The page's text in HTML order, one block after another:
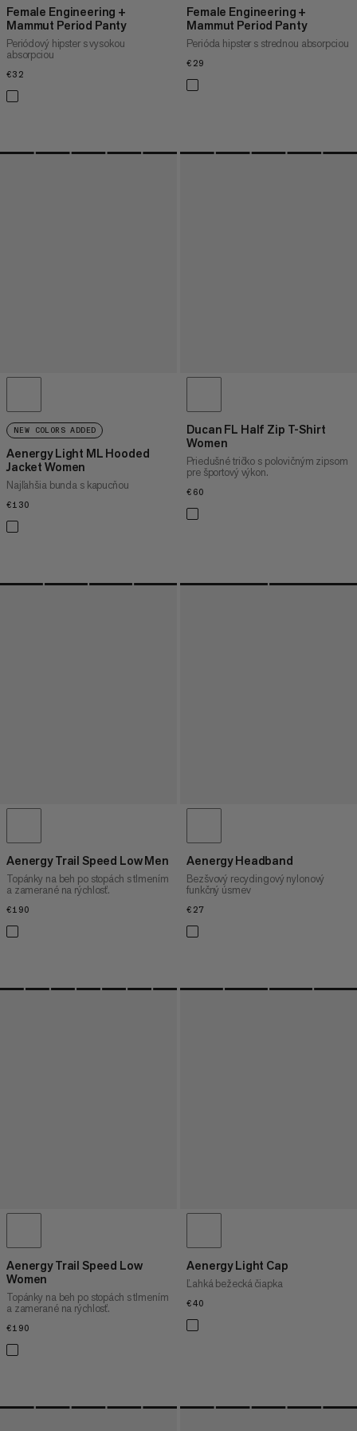
Female Engineering +
Mammut Period Panty
Periódový hipster s vysokou
absorpciou
€32
Female Engineering +
Mammut Period Panty
Perióda hipster s strednou absorpciou
€29
NEW COLORS ADDED
Aenergy Light ML Hooded
Jacket Women
Najľahšia bunda s kapucňou
€130
Ducan FL Half Zip T-Shirt
Women
Priedušné tričko s polovičným zipsom
pre športový výkon.
€60
Aenergy Trail Speed Low Men
Topánky na beh po stopách s tlmením
a zamerané na rýchlosť.
€190
Aenergy Headband
Bezšvový recyclingový nylonový
funkčný úsmev
€27
Aenergy Trail Speed Low
Women
Topánky na beh po stopách s tlmením
a zamerané na rýchlosť.
€190
Aenergy Light Cap
Ľahká bežecká čiapka
€40